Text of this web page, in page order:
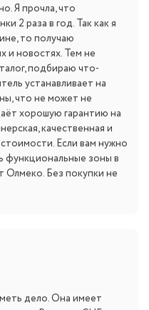
Я прочла, что
2 раза в год. Так как я
то получаю
и новостях. Тем не
подбираю что-
устанавливает на
что не может не
хорошую гарантию на
качественная и
Если вам нужно
функциональные зоны в
Олмеко. Без покупки не
дело. Она имеет